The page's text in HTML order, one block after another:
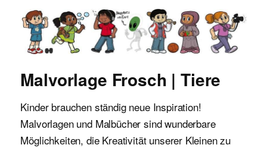
Malvorlagen für Kinder
Malvorlage Frosch | Tiere
Kinder brauchen ständig neue Inspiration!
Malvorlagen und Malbücher sind wunderbare
Möglichkeiten, die Kreativität unserer Kleinen zu